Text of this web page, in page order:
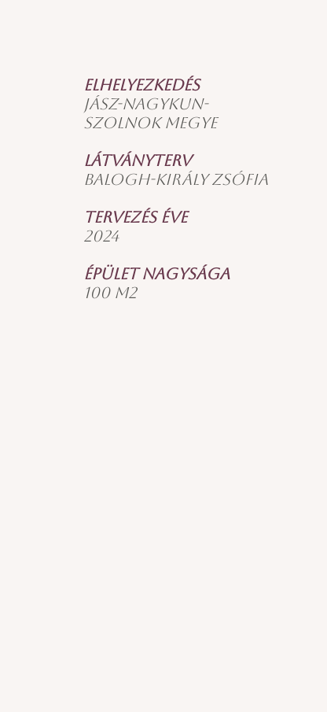
Elhelyezkedés
Jász-Nagykun-
Szolnok megye
Látványterv
Balogh-Király Zsófia
Tervezés éve
2024
Épület nagysága
100 m2